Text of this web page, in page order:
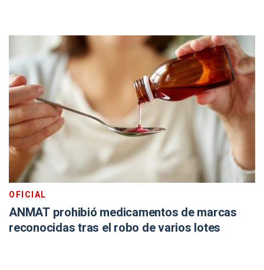
OFICIAL
ANMAT prohibió medicamentos de marcas
reconocidas tras el robo de varios lotes